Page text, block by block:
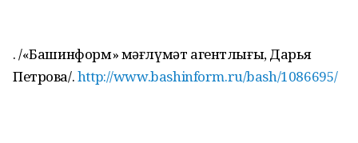
. /«Башинформ» мәғлүмәт агентлығы, Дарья
Петрова/.http://www.bashinform.ru/bash/1086695/